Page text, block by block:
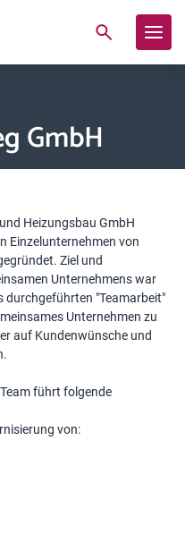
GmbH
Heizungsbau GmbH
Einzelunternehmen von
Ziel und
Unternehmens war
durchgeführten "Teamarbeit"
Unternehmen zu
auf Kundenwünsche und
führt folgende
von: